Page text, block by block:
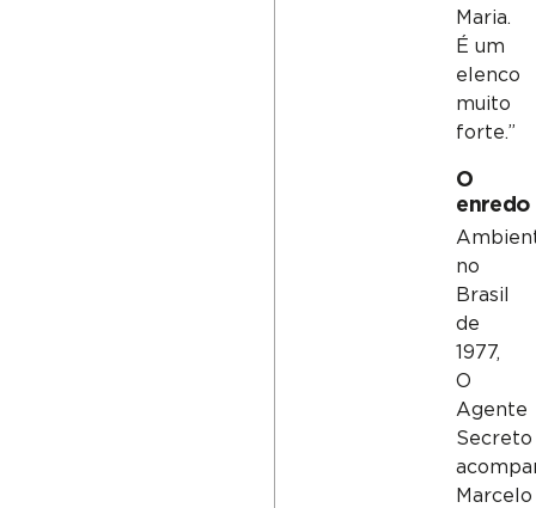
Maria.
É um
elenco
muito
forte.”
O
enredo
no
Brasil
de
1977,
O
Agente
Secreto
Marcelo